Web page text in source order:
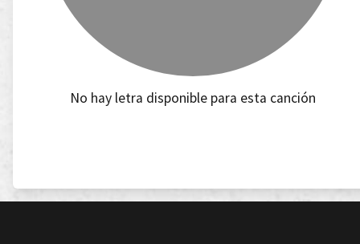
No hay letra disponible para esta canción